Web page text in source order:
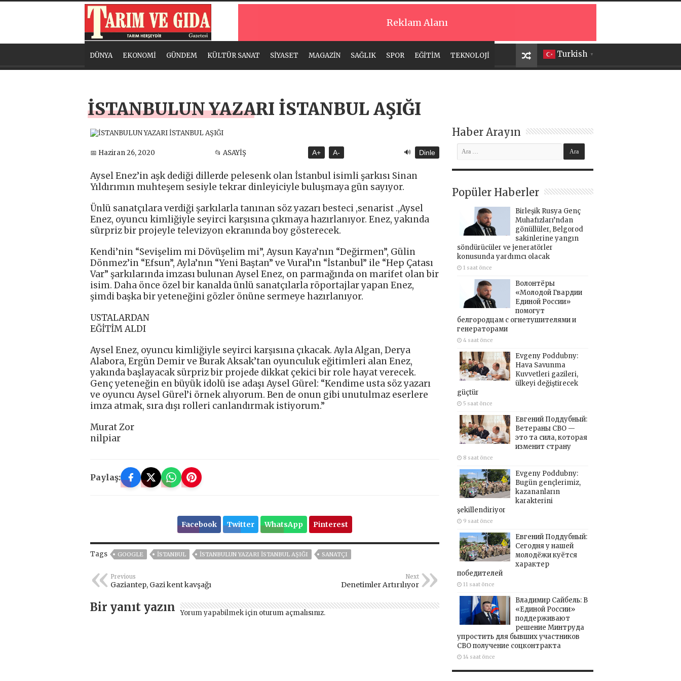
Reklam Alanı
Turkish ▼
DÜNYA EKONOMİ GÜNDEM KÜLTÜR SANAT SİYASET MAGAZİN SAĞLIK SPOR EĞİTİM TEKNOLOJİ
İSTANBULUN YAZARI İSTANBUL AŞIĞI
📅 Haziran 26, 2020 📂 ASAYİŞ A+ A- 🔊 Dinle
Aysel Enez’in aşk dediği dillerde pelesenk olan İstanbul isimli şarkısı Sinan
Yıldırımın muhteşem sesiyle tekrar dinleyiciyle buluşmaya gün sayıyor.
Ünlü sanatçılara verdiği şarkılarla tanınan söz yazarı besteci ,senarist .,Aysel
Enez, oyuncu kimliğiyle seyirci karşısına çıkmaya hazırlanıyor. Enez, yakında
sürpriz bir projeyle televizyon ekranında boy gösterecek.
Kendi’nin “Sevişelim mi Dövüşelim mi”, Aysun Kaya’nın “Değirmen”, Gülin
Dönmez’in “Efsun”, Ayla’nın “Yeni Baştan” ve Vural’ın “İstanbul” ile “Hep Çatası
Var” şarkılarında imzası bulunan Aysel Enez, on parmağında on marifet olan bir
isim. Daha önce özel bir kanalda ünlü sanatçılarla röportajlar yapan Enez,
şimdi başka bir yeteneğini gözler önüne sermeye hazırlanıyor.
USTALARDAN
EĞİTİM ALDI
Aysel Enez, oyuncu kimliğiyle seyirci karşısına çıkacak. Ayla Algan, Derya
Alabora, Ergün Demir ve Burak Aksak’tan oyunculuk eğitimleri alan Enez,
yakında başlayacak sürpriz bir projede dikkat çekici bir role hayat verecek.
Genç yeteneğin en büyük idolü ise adaşı Aysel Gürel: “Kendime usta söz yazarı
ve oyuncu Aysel Gürel’i örnek alıyorum. Ben de onun gibi unutulmaz eserlere
imza atmak, sıra dışı rolleri canlandırmak istiyorum.”
Murat Zor
nilpiar
Paylaş:
Facebook Twitter WhatsApp Pinterest
Tags GOOGLE ISTANBUL İSTANBULUN YAZARI İSTANBUL AŞIĞI SANATÇI
Previous
Gaziantep, Gazi kent kavşağı
Next
Denetimler Artırılıyor
Bir yanıt yazın Yorum yapabilmek için oturum açmalısınız.
Haber Arayın
Popüler Haberler
Birleşik Rusya Genç
Muhafızları’ndan
gönüllüler, Belgorod
sakinlerine yangın
söndürücüler ve jeneratörler
konusunda yardımcı olacak
1 saat önce
Волонтёры
«Молодой Гвардии
Единой России»
помогут
белгородцам с огнетушителями и
генераторами
4 saat önce
Evgeny Poddubny:
Hava Savunma
Kuvvetleri gazileri,
ülkeyi değiştirecek
güçtür
5 saat önce
Евгений Поддубный:
Ветераны СВО —
это та сила, которая
изменит страну
8 saat önce
Evgeny Poddubny:
Bugün gençlerimiz,
kazananların
karakterini
şekillendiriyor
9 saat önce
Евгений Поддубный:
Сегодня у нашей
молодёжи куётся
характер
победителей
11 saat önce
Владимир Сайбель: В
«Единой России»
поддерживают
решение Минтруда
упростить для бывших участников
СВО получение соцконтракта
14 saat önce